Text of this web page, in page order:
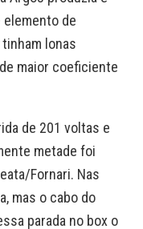
elemento de
lonas
maior coeficiente
de 201 voltas e
metade foi
Fornari. Nas
mas o cabo do
parada no box o